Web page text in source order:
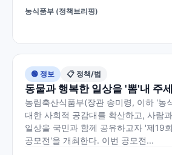
농식품부 (정책브리핑)
🟢 정보 📋 정책/법
동물과 행복한 일상을 '뽐'내 주
농림축산식품부(장관 송미령, 이하 '농
대한 사회적 공감대를 확산하고, 사람
일상을 국민과 함께 공유하고자 '제19
공모전'을 개최한다. 이번 공모전...